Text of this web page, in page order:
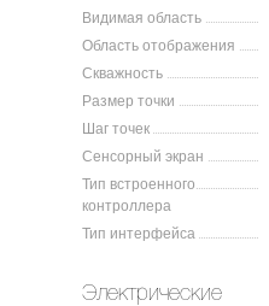
Видимая область
Область отображения
Скважность
Размер точки
Шаг точек
Сенсорный экран
Тип встроенного
контроллера
Тип интерфейса
Электрические